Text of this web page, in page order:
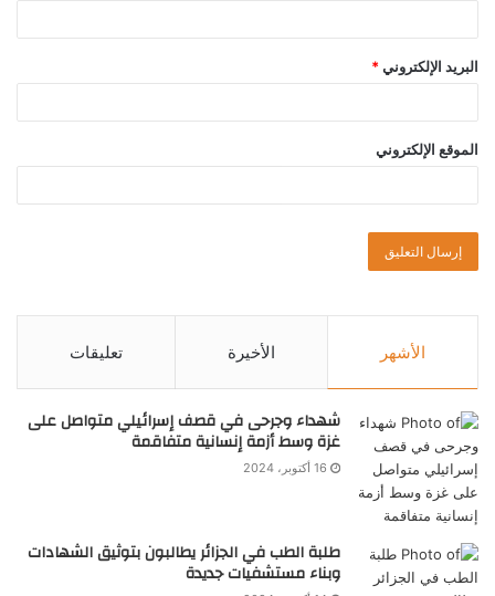
البريد الإلكتروني *
الموقع الإلكتروني
الأشهر الأخيرة تعليقات
شهداء وجرحى في قصف إسرائيلي متواصل على
غزة وسط أزمة إنسانية متفاقمة
16 أكتوبر، 2024
طلبة الطب في الجزائر يطالبون بتوثيق الشهادات
وبناء مستشفيات جديدة